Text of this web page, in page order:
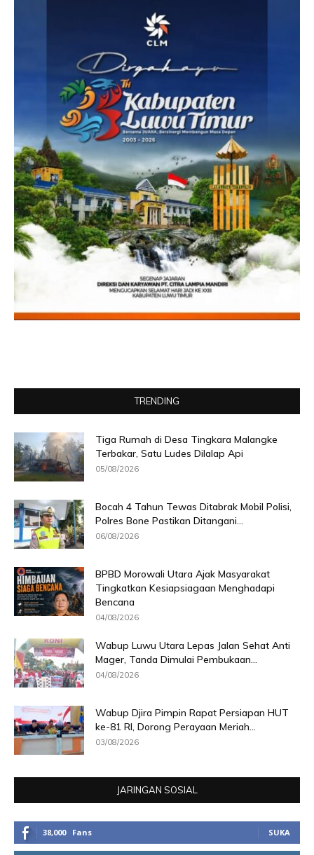
TRENDING
Tiga Rumah di Desa Tingkara Malangke
Terbakar, Satu Ludes Dilalap Api
05/08/2026
Bocah 4 Tahun Tewas Ditabrak Mobil Polisi,
Polres Bone Pastikan Ditangani...
06/08/2026
BPBD Morowali Utara Ajak Masyarakat
Tingkatkan Kesiapsiagaan Menghadapi
Bencana
04/08/2026
Wabup Luwu Utara Lepas Jalan Sehat Anti
Mager, Tanda Dimulai Pembukaan...
04/08/2026
Wabup Djira Pimpin Rapat Persiapan HUT
ke-81 RI, Dorong Perayaan Meriah...
03/08/2026
JARINGAN SOSIAL
38,000 Fans SUKA